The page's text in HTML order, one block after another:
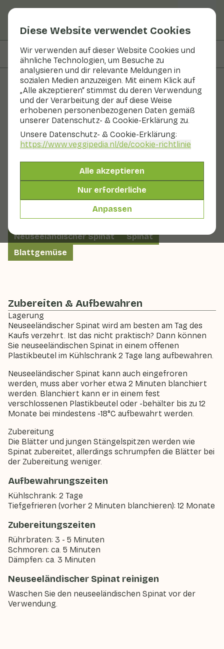
Diese Website verwendet Cookies
Wir verwenden auf dieser Website Cookies und
ähnliche Technologien, um Besuche zu
analysieren und dir relevante Meldungen in
sozialen Medien anzuzeigen. Mit einem Klick auf
„Alle akzeptieren“ stimmst du deren Verwendung
und der Verarbeitung der auf diese Weise
erhobenen personenbezogenen Daten gemäß
unserer Datenschutz- & Cookie-Erklärung zu.
Unsere Datenschutz- & Cookie-Erklärung:
https://www.veggipedia.nl/de/cookie-richtlinie
Alle akzeptieren
Nur erforderliche
Anpassen
Auf dieser Seite Zubereiten & Aufbewahren
Obst und Gemüse
Neuseeländischer Spinat
Gemüse Kühlschrank
sein. Dieser "Spinat" gehört zur Familie der
Portulakgewächse und sieht anders aus als
gewöhnlicher Spinat. Neuseeländischer Spinat hat
dicke Blätter, die wie Spinat zubereitet werden können.
Der Geschmack ist ähnlich wie bei Spinat, aber etwas
Neuseeländischer Spinat
Spinat
Blattgemüse
Zubereiten & Aufbewahren
Lagerung
Neuseeländischer Spinat wird am besten am Tag des
Kaufs verzehrt. Ist das nicht praktisch? Dann können
Sie neuseeländischen Spinat in einem offenen
Plastikbeutel im Kühlschrank 2 Tage lang aufbewahren.
Neuseeländischer Spinat kann auch eingefroren
werden, muss aber vorher etwa 2 Minuten blanchiert
werden. Blanchiert kann er in einem fest
verschlossenen Plastikbeutel oder -behälter bis zu 12
Monate bei mindestens -18°C aufbewahrt werden.
Zubereitung
Die Blätter und jungen Stängelspitzen werden wie
Spinat zubereitet, allerdings schrumpfen die Blätter bei
der Zubereitung weniger.
Aufbewahrungszeiten
Kühlschrank: 2 Tage
Tiefgefrieren (vorher 2 Minuten blanchieren): 12 Monate
Zubereitungszeiten
Rührbraten: 3 - 5 Minuten
Schmoren: ca. 5 Minuten
Dämpfen: ca. 3 Minuten
Neuseeländischer Spinat reinigen
Waschen Sie den neuseeländischen Spinat vor der
Verwendung.